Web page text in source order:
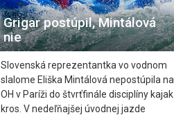
Grigar postúpil, Mintálová
nie
Slovenská reprezentantka vo vodnom
slalome Eliška Mintálová nepostúpila na
OH v Paríži do štvrťfinále disciplíny kajak
kros. V nedeľňajšej úvodnej jazde